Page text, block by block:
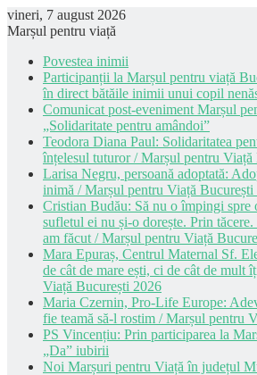
vineri, 7 august 2026
Marșul pentru viață
Povestea inimii
Participanții la Marșul pentru viață
în direct bătăile inimii unui copil
Comunicat post-eveniment Marșul
„Solidaritate pentru amândoi”
Teodora Diana Paul: Solidaritatea
înțelesul tuturor / Marșul pentru Viață
Larisa Negru, persoană adoptată:
inimă / Marșul pentru Viață București
Cristian Budău: Să nu o împingi spre
sufletul ei nu și-o dorește. Prin
am făcut / Marșul pentru Viață
Mara Epuraș, Centrul Maternal Sf.
de cât de mare ești, ci de cât de mult
Viață București 2026
Maria Czernin, Pro-Life Europe:
fie teamă să-l rostim / Marșul pentru
PS Vincențiu: Prin participarea la
„Da” iubirii
Noi Marșuri pentru Viață în județul